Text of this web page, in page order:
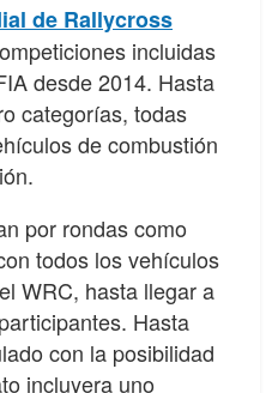
de Rallycross
incluidas
desde 2014. Hasta
categorías, todas
de combustión
por rondas como
todos los vehículos
WRC, hasta llegar a
Hasta
con la posibilidad
incluyera uno